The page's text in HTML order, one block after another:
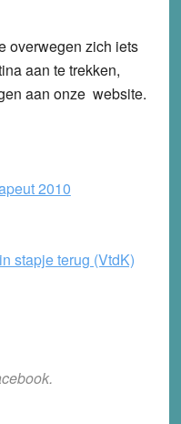
overwegen zich iets
aan te trekken,
aan onze website.
2010
stapje terug (VtdK)